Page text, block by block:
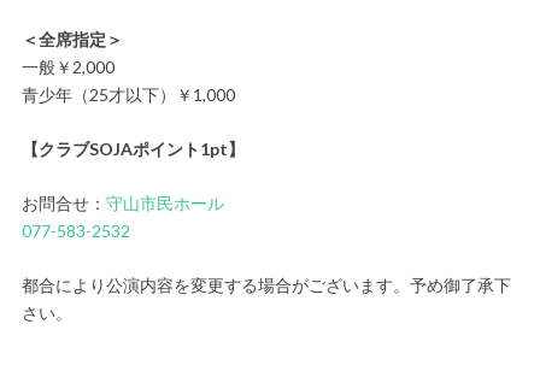
＜全席指定＞
一般￥2,000
青少年（25才以下）￥1,000
【クラブSOJAポイント1pt】
お問合せ： 守山市民ホール
077-583-2532
都合により公演内容を変更する場合がございます。予め御了承下
さい。